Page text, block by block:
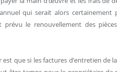
qui serait alors
prévu le renouvellement des
que si les factures d’entretien de